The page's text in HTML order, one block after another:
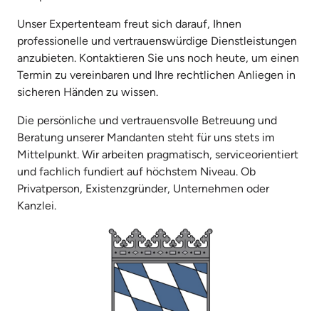
Unser Expertenteam freut sich darauf, Ihnen
professionelle und vertrauenswürdige Dienstleistungen
anzubieten. Kontaktieren Sie uns noch heute, um einen
Termin zu vereinbaren und Ihre rechtlichen Anliegen in
sicheren Händen zu wissen.
Die persönliche und vertrauensvolle Betreuung und
Beratung unserer Mandanten steht für uns stets im
Mittelpunkt. Wir arbeiten pragmatisch, serviceorientiert
und fachlich fundiert auf höchstem Niveau. Ob
Privatperson, Existenzgründer, Unternehmen oder
Kanzlei.